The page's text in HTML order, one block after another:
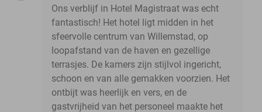
Ons verblijf in Hotel Magistraat was echt
fantastisch! Het hotel ligt midden in het
sfeervolle centrum van Willemstad, op
loopafstand van de haven en gezellige
terrasjes. De kamers zijn stijlvol ingericht,
schoon en van alle gemakken voorzien. Het
ontbijt was heerlijk en vers, en de
gastvrijheid van het personeel maakte het